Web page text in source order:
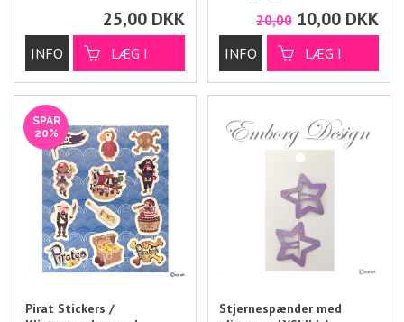
25,00 DKK 20,00 10,00 DKK
SPAR
20%
Pirat Stickers /
Stjernespænder med